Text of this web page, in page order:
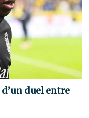
duel entre